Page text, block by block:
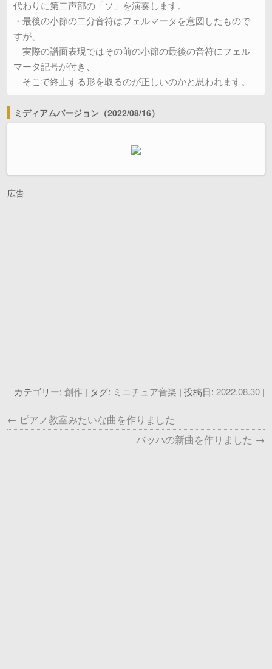
代わりに第二声部の「ソ」を演奏します。
・最後の小節の二分音符はフェルマータを意図したもので
すが、
実際の譜面表現ではその前の小節の最後の音符にフェル
マータ記号が付き、
そこで終止する形を取るのが正しいのかと思われます。
ミディアムバージョン（2022/08/16）
広告
カテゴリー: 創作 | タグ: ミニチュア音楽 | 投稿日: 2022.08.30 |
← ピアノ教室みたいな曲を作りました
バッハの新曲を作りました →